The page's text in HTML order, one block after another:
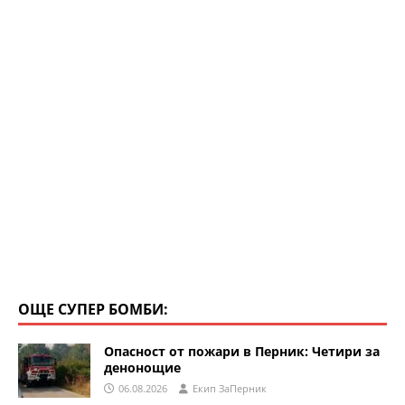
ОЩЕ СУПЕР БОМБИ:
Опасност от пожари в Перник: Четири за
денонощие
06.08.2026 Eкип ЗаПерник